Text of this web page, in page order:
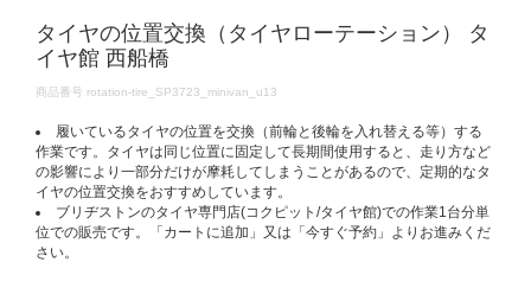
タイヤの位置交換（タイヤローテーション） タ
イヤ館 西船橋
DETAILS
商品番号 rotation-tire_SP3723_minivan_u13
履いているタイヤの位置を交換（前輪と後輪を入れ替える等）する
作業です。タイヤは同じ位置に固定して長期間使用すると、走り方など
の影響により一部分だけが摩耗してしまうことがあるので、定期的なタ
イヤの位置交換をおすすめしています。
ブリヂストンのタイヤ専門店(コクピット/タイヤ館)での作業1台分単
位での販売です。「カートに追加」又は「今すぐ予約」よりお進みくだ
さい。